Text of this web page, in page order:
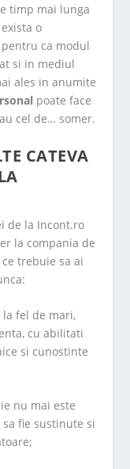
timp mai lunga
o
ca modul
si in mediul
ales in anumite
poate face
cel de… somer.
CATEVA
de la Incont.ro
la compania de
trebuie sa ai
fel de mari,
cu abilitati
si cunostinte
nu mai este
fie sustinute si